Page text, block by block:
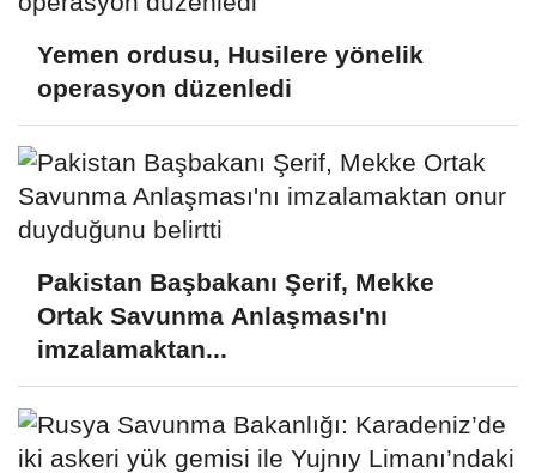
Yemen ordusu, Husilere yönelik
operasyon düzenledi
Pakistan Başbakanı Şerif, Mekke
Ortak Savunma Anlaşması'nı
imzalamaktan...